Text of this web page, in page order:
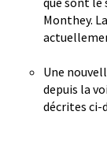
Monthey.
Une
depuis la
décrites ci-